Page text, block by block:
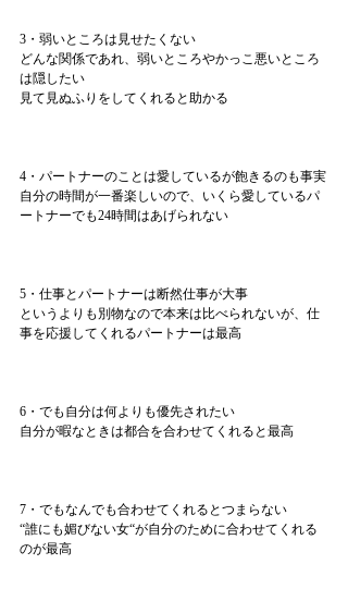
3・弱いところは見せたくない
どんな関係であれ、弱いところやかっこ悪いところ
は隠したい
見て見ぬふりをしてくれると助かる
4・パートナーのことは愛しているが飽きるのも事実
自分の時間が一番楽しいので、いくら愛しているパ
ートナーでも24時間はあげられない
5・仕事とパートナーは断然仕事が大事
というよりも別物なので本来は比べられないが、仕
事を応援してくれるパートナーは最高
6・でも自分は何よりも優先されたい
自分が暇なときは都合を合わせてくれると最高
7・でもなんでも合わせてくれるとつまらない
“誰にも媚びない女“が自分のために合わせてくれる
のが最高